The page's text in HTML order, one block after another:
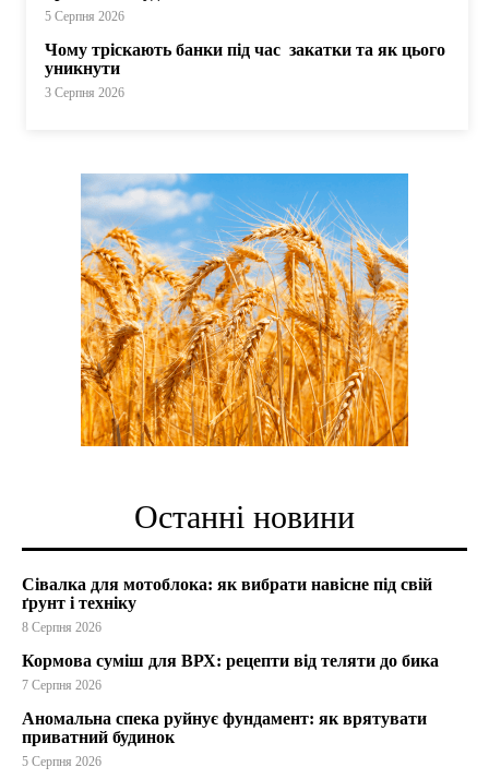
5 Серпня 2026
Чому тріскають банки під час закатки та як цього
уникнути
3 Серпня 2026
Останні новини
Сівалка для мотоблока: як вибрати навісне під свій
ґрунт і техніку
8 Серпня 2026
Кормова суміш для ВРХ: рецепти від теляти до бика
7 Серпня 2026
Аномальна спека руйнує фундамент: як врятувати
приватний будинок
5 Серпня 2026